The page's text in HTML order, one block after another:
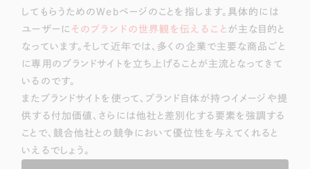
? よくある質問
リープ・プロジェクト／マーケティング代行
SEO対策によるアクセス獲得、反響獲得などの"Webマーケティング"から、
ライン領域のマーケティングまでまるっと代行
Outsourcing
「反響強化」を目的としたマーケティング代行
リープ・リクルーティング
「採用強化」を目的とした採用業務代行
してもらうためのWebページのことを指します。具体的には
ユーザーに そのブランドの世界観を伝えること が主な目的と
なっています。そして近年では、多くの企業で主要な商品ごと
に専用のブランドサイトを立ち上げることが主流となってきて
いるのです。
またブランドサイトを使って、ブランド自体が持つイメージや提
供する付加価値、さらには他社と差別化する要素を強調する
ことで、競合他社との競争において優位性を与えてくれると
いえるでしょう。